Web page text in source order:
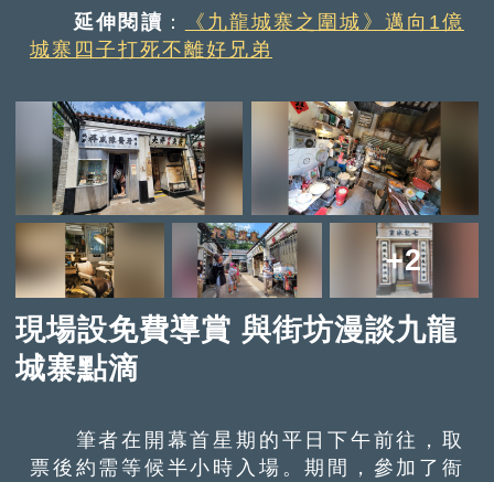
延伸閱讀 ：
《九龍城寨之圍城》邁向1億
城寨四子打死不離好兄弟
+2
現場設免費導賞 與街坊漫談九龍
城寨點滴
筆者在開幕首星期的平日下午前往，取
票後約需等候半小時入場。期間，參加了衙